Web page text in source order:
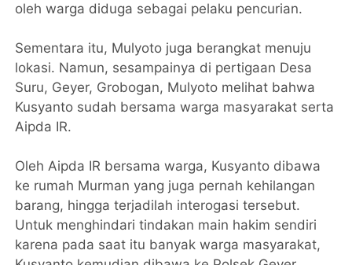
oleh warga diduga sebagai pelaku pencurian.
Sementara itu, Mulyoto juga berangkat menuju
lokasi. Namun, sesampainya di pertigaan Desa
Suru, Geyer, Grobogan, Mulyoto melihat bahwa
Kusyanto sudah bersama warga masyarakat serta
Aipda IR.
Oleh Aipda IR bersama warga, Kusyanto dibawa
ke rumah Murman yang juga pernah kehilangan
barang, hingga terjadilah interogasi tersebut.
Untuk menghindari tindakan main hakim sendiri
karena pada saat itu banyak warga masyarakat,